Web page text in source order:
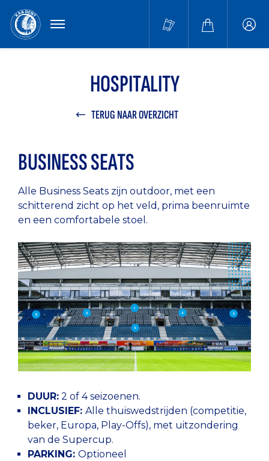
MENU
HOSPITALITY
TERUG NAAR OVERZICHT
BUSINESS SEATS
Alle Business Seats zijn outdoor, met een
schitterend zicht op het veld, prima beenruimte
en een comfortabele stoel.
DUUR: 2 of 4 seizoenen.
INCLUSIEF: Alle thuiswedstrijden (competitie,
beker, Europa, Play-Offs), met uitzondering
van de Supercup.
PARKING: Optioneel